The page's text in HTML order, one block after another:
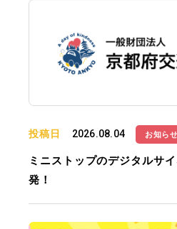
投稿日 2026.08.04 お知らせ
ミニストップのデジタルサ
発！